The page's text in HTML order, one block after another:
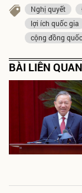
Nghị quyết
lợi ích quốc gia
cộng đồng
BÀI LIÊN QUAN